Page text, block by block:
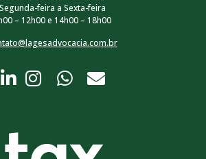
Segunda-feira a Sexta-feira
– 12h00 e 14h00 – 18h00